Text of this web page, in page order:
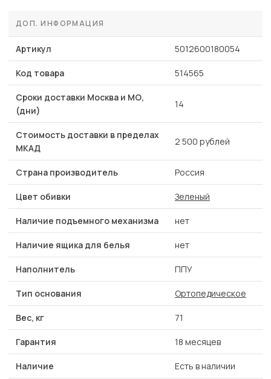
ДОП. ИНФОРМАЦИЯ
Артикул 5012600180054
Код товара 514565
Сроки доставки Москва и МО,
(дни)
14
Стоимость доставки в пределах
МКАД
2 500 рублей
Страна производитель Россия
Цвет обивки Зеленый
Наличие подъемного механизма нет
Наличие ящика для белья нет
Наполнитель ППУ
Тип основания Ортопедическое
Вес, кг 71
Гарантия 18 месяцев
Наличие Есть в наличии